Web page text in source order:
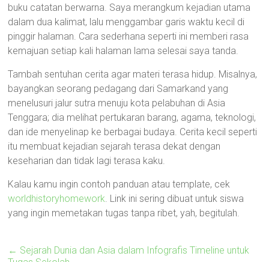
buku catatan berwarna. Saya merangkum kejadian utama
dalam dua kalimat, lalu menggambar garis waktu kecil di
pinggir halaman. Cara sederhana seperti ini memberi rasa
kemajuan setiap kali halaman lama selesai saya tanda.
Tambah sentuhan cerita agar materi terasa hidup. Misalnya,
bayangkan seorang pedagang dari Samarkand yang
menelusuri jalur sutra menuju kota pelabuhan di Asia
Tenggara; dia melihat pertukaran barang, agama, teknologi,
dan ide menyelinap ke berbagai budaya. Cerita kecil seperti
itu membuat kejadian sejarah terasa dekat dengan
keseharian dan tidak lagi terasa kaku.
Kalau kamu ingin contoh panduan atau template, cek
worldhistoryhomework. Link ini sering dibuat untuk siswa
yang ingin memetakan tugas tanpa ribet, yah, begitulah.
← Sejarah Dunia dan Asia dalam Infografis Timeline untuk